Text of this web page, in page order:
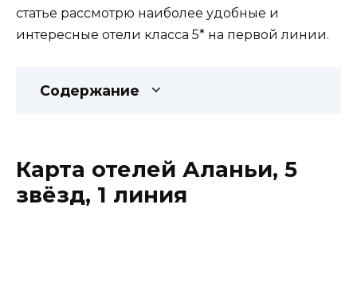
статье рассмотрю наиболее удобные и
интересные отели класса 5* на первой линии.
Содержание
Карта отелей Аланьи, 5
звёзд, 1 линия